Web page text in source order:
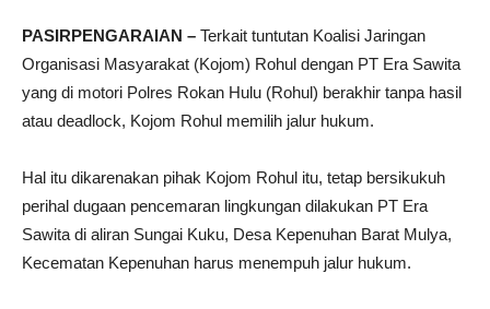
PASIRPENGARAIAN – Terkait tuntutan Koalisi Jaringan
Organisasi Masyarakat (Kojom) Rohul dengan PT Era Sawita
yang di motori Polres Rokan Hulu (Rohul) berakhir tanpa hasil
atau deadlock, Kojom Rohul memilih jalur hukum.
Hal itu dikarenakan pihak Kojom Rohul itu, tetap bersikukuh
perihal dugaan pencemaran lingkungan dilakukan PT Era
Sawita di aliran Sungai Kuku, Desa Kepenuhan Barat Mulya,
Kecematan Kepenuhan harus menempuh jalur hukum.